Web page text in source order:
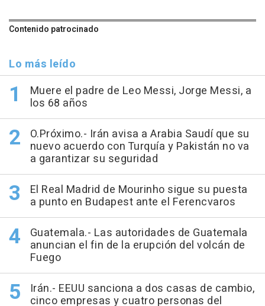
Contenido patrocinado
Lo más leído
Muere el padre de Leo Messi, Jorge Messi, a
los 68 años
O.Próximo.- Irán avisa a Arabia Saudí que su
nuevo acuerdo con Turquía y Pakistán no va
a garantizar su seguridad
El Real Madrid de Mourinho sigue su puesta
a punto en Budapest ante el Ferencvaros
Guatemala.- Las autoridades de Guatemala
anuncian el fin de la erupción del volcán de
Fuego
Irán.- EEUU sanciona a dos casas de cambio,
cinco empresas y cuatro personas del